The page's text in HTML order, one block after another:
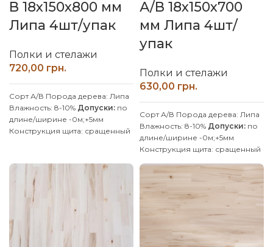
В 18х150х800 мм
Липа 4шт/упак
Полки и стелажи
грн.
Сорт А/В Порода дерева: Липа
Влажность: 8-10% Допуски: по
длине/ширине -0м;+5мм
Конструкция щита: сращенный
Производитель: Наш Лес
Обработка поверхности:
калиброванная, шлифованная
Производим изделия с липы и
ясеня по индивидуальным
размерам, уточняйте у
менеджера.
А/В 18х150х700
мм Липа 4шт/
упак
Полки и стелажи
грн.
Сорт А/В Порода дерева: Липа
Влажность: 8-10% Допуски: по
длине/ширине -0м;+5мм
Конструкция щита: сращенный
Покрытие: Без покрытия
Производитель: Наш Лес
Обработка поверхности:
калиброванная, шлифованная
Производим изделия с липы и
ясеня по индивидуальным
размерам, уточняйте у